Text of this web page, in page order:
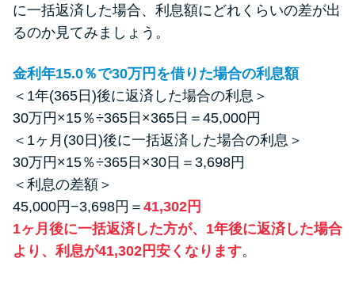
に一括返済した場合、利息額にどれくらいの差が出
るのか見てみましょう。
金利年15.0％で30万円を借りた場合の利息額
＜1年(365日)後に返済した場合の利息＞
30万円×15％÷365日×365日＝45,000円
＜1ヶ月(30日)後に一括返済した場合の利息＞
30万円×15％÷365日×30日＝3,698円
＜利息の差額＞
45,000円−3,698円＝ 41,302円
1ヶ月後に一括返済した方が、1年後に返済した場合
より、利息が41,302円安くなります。